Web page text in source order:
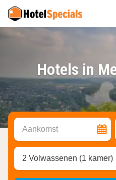
Hotels in
Aankomst
2 Volwassenen (1 kamer)